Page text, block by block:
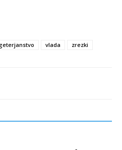
vlada zrezki